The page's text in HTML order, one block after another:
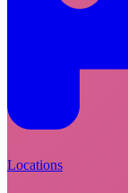
Locations